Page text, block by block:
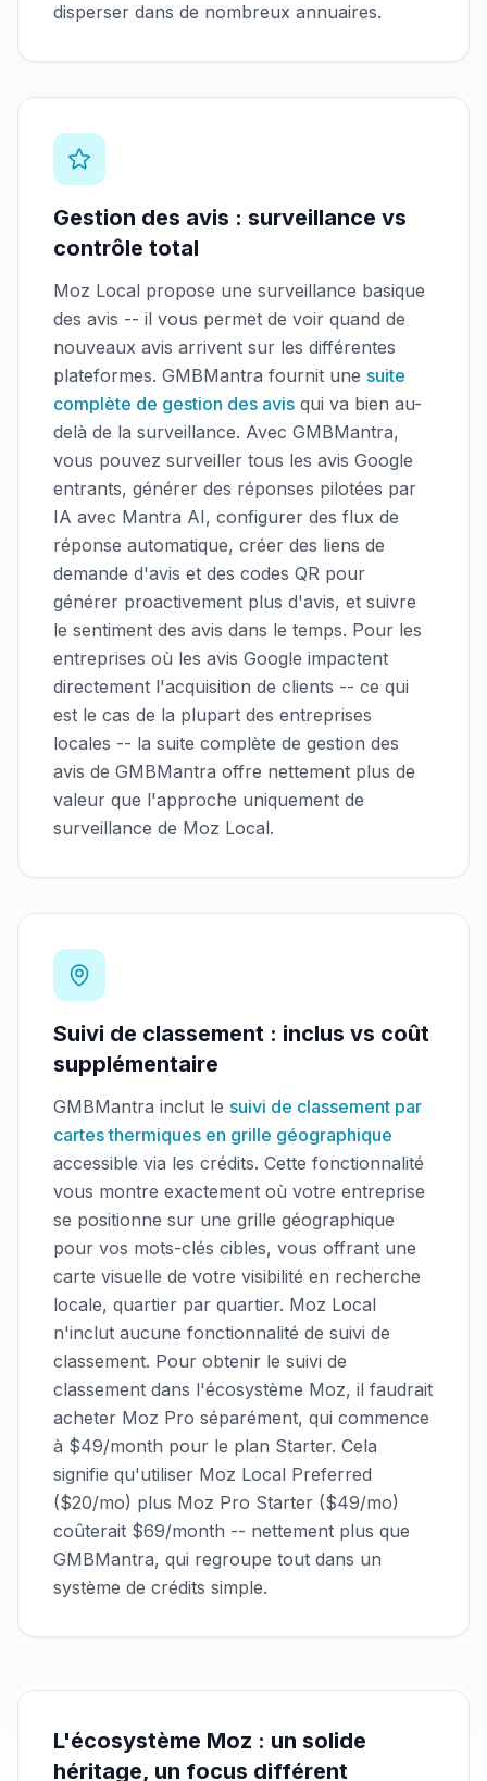
disperser dans de nombreux annuaires.
Gestion des avis : surveillance vs
contrôle total
Moz Local propose une surveillance basique
des avis -- il vous permet de voir quand de
nouveaux avis arrivent sur les différentes
plateformes. GMBMantra fournit une suite
complète de gestion des avis qui va bien au-
delà de la surveillance. Avec GMBMantra,
vous pouvez surveiller tous les avis Google
entrants, générer des réponses pilotées par
IA avec Mantra AI, configurer des flux de
réponse automatique, créer des liens de
demande d'avis et des codes QR pour
générer proactivement plus d'avis, et suivre
le sentiment des avis dans le temps. Pour les
entreprises où les avis Google impactent
directement l'acquisition de clients -- ce qui
est le cas de la plupart des entreprises
locales -- la suite complète de gestion des
avis de GMBMantra offre nettement plus de
valeur que l'approche uniquement de
surveillance de Moz Local.
Suivi de classement : inclus vs coût
supplémentaire
GMBMantra inclut le suivi de classement par
cartes thermiques en grille géographique
accessible via les crédits. Cette fonctionnalité
vous montre exactement où votre entreprise
se positionne sur une grille géographique
pour vos mots-clés cibles, vous offrant une
carte visuelle de votre visibilité en recherche
locale, quartier par quartier. Moz Local
n'inclut aucune fonctionnalité de suivi de
classement. Pour obtenir le suivi de
classement dans l'écosystème Moz, il faudrait
acheter Moz Pro séparément, qui commence
à $49/month pour le plan Starter. Cela
signifie qu'utiliser Moz Local Preferred
($20/mo) plus Moz Pro Starter ($49/mo)
coûterait $69/month -- nettement plus que
GMBMantra, qui regroupe tout dans un
système de crédits simple.
L'écosystème Moz : un solide
héritage, un focus différent